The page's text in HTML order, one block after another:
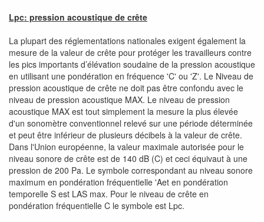
Lpc: pression acoustique de crête
La plupart des réglementations nationales exigent également la
mesure de la valeur de crête pour protéger les travailleurs contre
les pics importants d’élévation soudaine de la pression acoustique
en utilisant une pondération en fréquence 'C' ou 'Z'. Le Niveau de
pression acoustique de crête ne doit pas être confondu avec le
niveau de pression acoustique MAX. Le niveau de pression
acoustique MAX est tout simplement la mesure la plus élevée
d'un sonomètre conventionnel relevé sur une période déterminée
et peut être inférieur de plusieurs décibels à la valeur de crête.
Dans l'Union européenne, la valeur maximale autorisée pour le
niveau sonore de crête est de 140 dB (C) et ceci équivaut à une
pression de 200 Pa. Le symbole correspondant au niveau sonore
maximum en pondération fréquentielle 'Aet en pondération
temporelle S est LAS max. Pour le niveau de crête en
pondération fréquentielle C le symbole est Lpc.